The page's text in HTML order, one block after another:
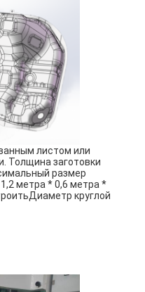
листом или
Толщина заготовки
размер
метра * 0,6 метра *
круглой